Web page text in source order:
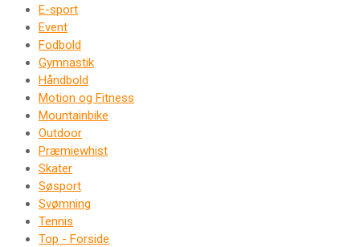
E-sport
Event
Fodbold
Gymnastik
Håndbold
Motion og Fitness
Mountainbike
Outdoor
Præmiewhist
Skater
Søsport
Svømning
Tennis
Top - Forside